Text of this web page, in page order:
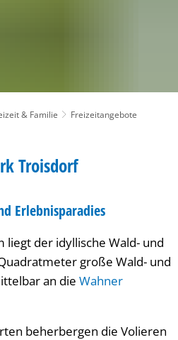
& Familie
Freizeitangebote
Troisdorf
Erlebnisparadies
liegt der idyllische Wald- und
große Wald- und
an die Wahner
beherbergen die Volieren